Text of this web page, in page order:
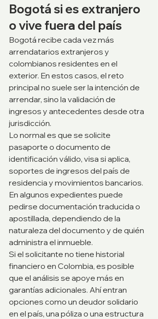
Bogotá si es extranjero
o vive fuera del país
Bogotá recibe cada vez más
arrendatarios extranjeros y
colombianos residentes en el
exterior. En estos casos, el reto
principal no suele ser la intención de
arrendar, sino la validación de
ingresos y antecedentes desde otra
jurisdicción.
Lo normal es que se solicite
pasaporte o documento de
identificación válido, visa si aplica,
soportes de ingresos del país de
residencia y movimientos bancarios.
En algunos expedientes puede
pedirse documentación traducida o
apostillada, dependiendo de la
naturaleza del documento y de quién
administra el inmueble.
Si el solicitante no tiene historial
financiero en Colombia, es posible
que el análisis se apoye más en
garantías adicionales. Ahí entran
opciones como un deudor solidario
en el país, una póliza o una estructura